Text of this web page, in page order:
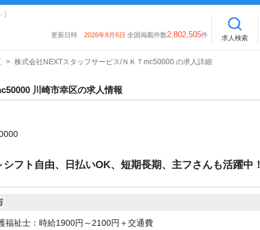
更新日時 2026年8月6日 全国掲載件数2,802,505件 求人検索
株式会社NEXTスタッフサービス/ＮＫＴmc50000 の求人詳細
川崎市幸区の求人情報
フト自由、日払いOK、短期長期、主フさんも活躍中！
福祉士：時給1900円～2100円＋交通費